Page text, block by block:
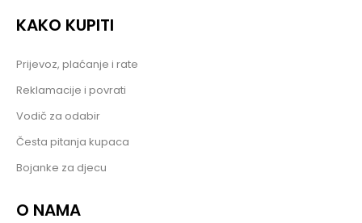
KAKO KUPITI
Prijevoz, plaćanje i rate
Reklamacije i povrati
Vodič za odabir
Česta pitanja kupaca
Bojanke za djecu
O NAMA